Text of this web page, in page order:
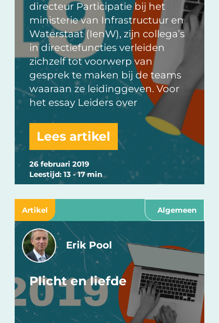
26 februari 2019
Leestijd: 13 - 17 min
directeur Participatie bij het
ministerie van Infrastructuur en
Waterstaat (IenW), zijn collega’s
in directiefuncties verleiden
zichzelf tot voorwerp van
gesprek te maken bij de teams
waaraan ze leidinggeven. Voor
het essay Leiders over
Lees artikel
Artikel Algemeen
Erik Pool
Plicht en liefde